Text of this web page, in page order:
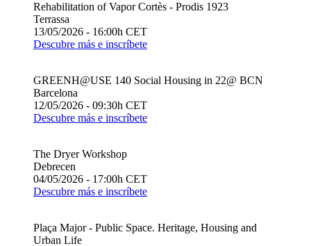
Rehabilitation of Vapor Cortès - Prodis 1923
Terrassa
13/05/2026 - 16:00h CET
Descubre más e inscríbete
GREENH@USE 140 Social Housing in 22@ BCN
Barcelona
12/05/2026 - 09:30h CET
Descubre más e inscríbete
The Dryer Workshop
Debrecen
04/05/2026 - 17:00h CET
Descubre más e inscríbete
Plaça Major - Public Space. Heritage, Housing and
Urban Life